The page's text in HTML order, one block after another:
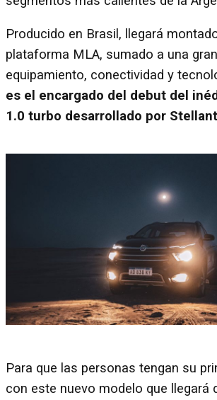
Producido en Brasil, llegará
plataforma MLA, sumado a una
equipamiento, conectividad y
es el encargado del debut del
1.0 turbo desarrollado por
Para que las personas tengan su
con este nuevo modelo que llegará